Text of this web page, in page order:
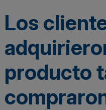
Los
producto